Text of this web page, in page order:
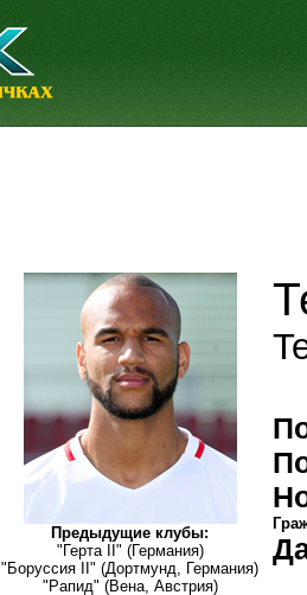
Предыдущие клубы:
"Герта II" (Германия)
"Боруссия II" (Дортмунд, Германия)
"Рапид" (Вена, Австрия)